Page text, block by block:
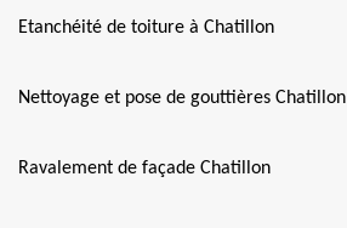
Etanchéité de toiture à Chatillon
Nettoyage et pose de gouttières Chatillon
Ravalement de façade Chatillon